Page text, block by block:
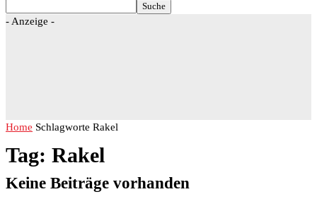
- Anzeige -
Home Schlagworte Rakel
Tag: Rakel
Keine Beiträge vorhanden